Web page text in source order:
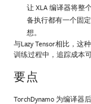
让 XLA 编译器将整
备执行都有一个固
想。
与Lazy Tensor相比，这
训练过程中，追踪成本
要点
TorchDynamo 为编译器